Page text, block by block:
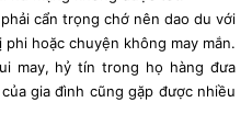
cẩn trọng chớ nên dao du với
hoặc chuyện không may mắn.
may, hỷ tín trong họ hàng đưa
gia đình cũng gặp được nhiều